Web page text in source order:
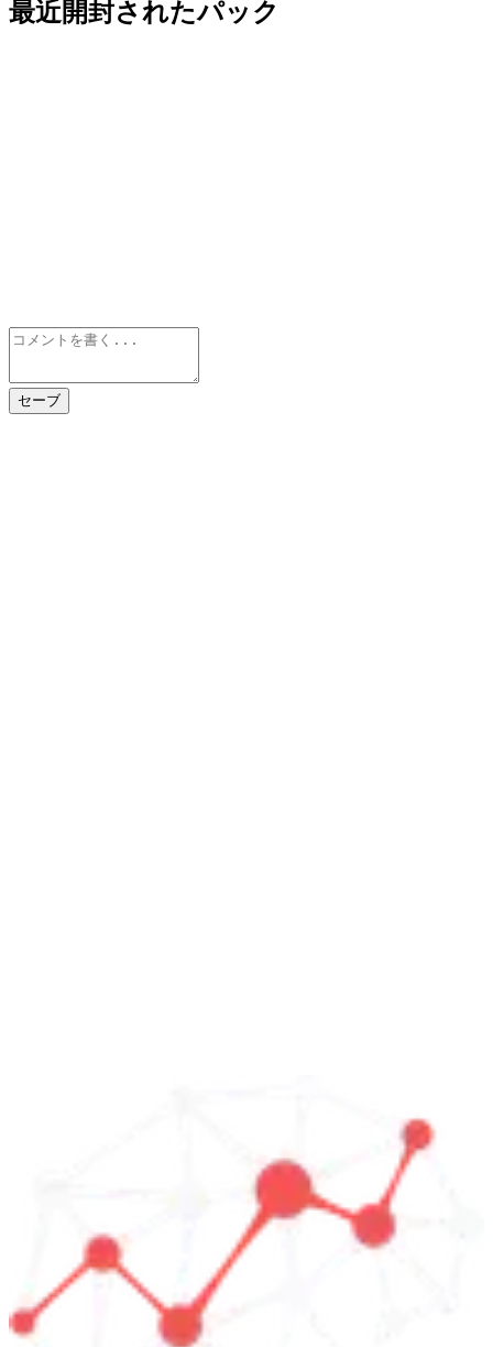
最近開封されたパック
セーブ